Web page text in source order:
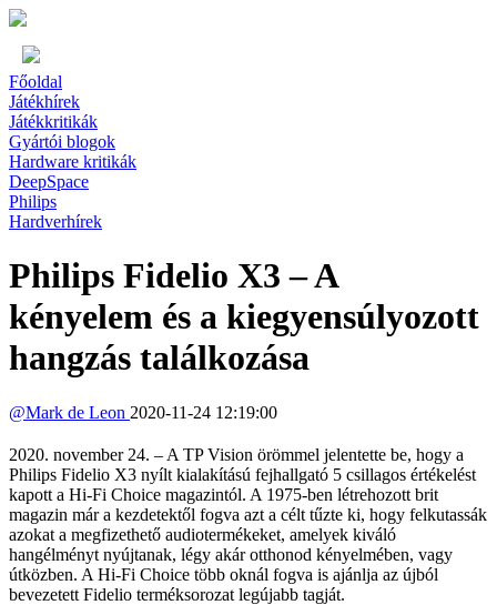
Főoldal
Játékhírek
Játékkritikák
Gyártói blogok
Hardware kritikák
DeepSpace
Philips
Hardverhírek
Philips Fidelio X3 – A
kényelem és a kiegyensúlyozott
hangzás találkozása
@Mark de Leon 2020-11-24 12:19:00
2020. november 24. – A TP Vision örömmel jelentette be, hogy a
Philips Fidelio X3 nyílt kialakítású fejhallgató 5 csillagos értékelést
kapott a Hi-Fi Choice magazintól. A 1975-ben létrehozott brit
magazin már a kezdetektől fogva azt a célt tűzte ki, hogy felkutassák
azokat a megfizethető audiotermékeket, amelyek kiváló
hangélményt nyújtanak, légy akár otthonod kényelmében, vagy
útközben. A Hi-Fi Choice több oknál fogva is ajánlja az újból
bevezetett Fidelio terméksorozat legújabb tagját.